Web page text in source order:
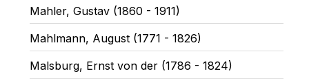
Mahler, Gustav (1860 - 1911)
Mahlmann, August (1771 - 1826)
Malsburg, Ernst von der (1786 - 1824)